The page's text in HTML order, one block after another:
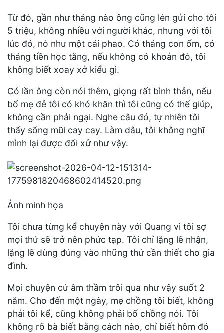
Từ đó, gần như tháng nào ông cũng lén gửi cho tôi
5 triệu, không nhiều với người khác, nhưng với tôi
lúc đó, nó như một cái phao. Có tháng con ốm, có
tháng tiền học tăng, nếu không có khoản đó, tôi
không biết xoay xở kiểu gì.
Có lần ông còn nói thêm, giọng rất bình thản, nếu
bố mẹ đẻ tôi có khó khăn thì tôi cũng có thể giúp,
không cần phải ngại. Nghe câu đó, tự nhiên tôi
thấy sống mũi cay cay. Làm dâu, tôi không nghĩ
mình lại được đối xử như vậy.
Ảnh minh họa
Tôi chưa từng kể chuyện này với Quang vì tôi sợ
mọi thứ sẽ trở nên phức tạp. Tôi chỉ lặng lẽ nhận,
lặng lẽ dùng đúng vào những thứ cần thiết cho gia
đình.
Mọi chuyện cứ âm thầm trôi qua như vậy suốt 2
năm. Cho đến một ngày, mẹ chồng tôi biết, không
phải tôi kể, cũng không phải bố chồng nói. Tôi
không rõ bà biết bằng cách nào, chỉ biết hôm đó